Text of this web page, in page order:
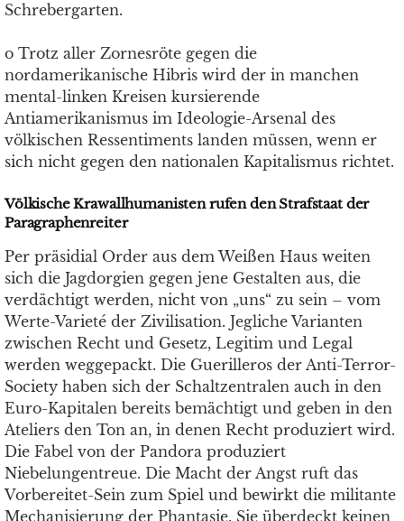
Schrebergarten.
o Trotz aller Zornesröte gegen die
nordamerikanische Hibris wird der in manchen
mental-linken Kreisen kursierende
Antiamerikanismus im Ideologie-Arsenal des
völkischen Ressentiments landen müssen, wenn er
sich nicht gegen den nationalen Kapitalismus richtet.
Völkische Krawallhumanisten rufen den Strafstaat der
Paragraphenreiter
Per präsidial Order aus dem Weißen Haus weiten
sich die Jagdorgien gegen jene Gestalten aus, die
verdächtigt werden, nicht von „uns“ zu sein – vom
Werte-Varieté der Zivilisation. Jegliche Varianten
zwischen Recht und Gesetz, Legitim und Legal
werden weggepackt. Die Guerilleros der Anti-Terror-
Society haben sich der Schaltzentralen auch in den
Euro-Kapitalen bereits bemächtigt und geben in den
Ateliers den Ton an, in denen Recht produziert wird.
Die Fabel von der Pandora produziert
Niebelungentreue. Die Macht der Angst ruft das
Vorbereitet-Sein zum Spiel und bewirkt die militante
Mechanisierung der Phantasie. Sie überdeckt keinen